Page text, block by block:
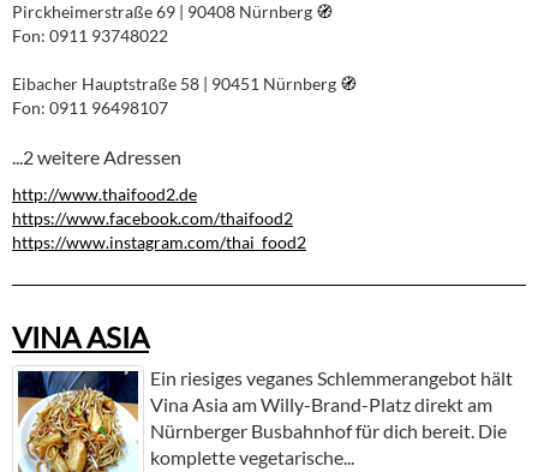
Pirckheimerstraße 69 | 90408 Nürnberg 🧭︎
Fon: 0911 93748022
Eibacher Hauptstraße 58 | 90451 Nürnberg 🧭︎
Fon: 0911 96498107
...2 weitere Adressen
http://www.thaifood2.de
https://www.facebook.com/thaifood2
https://www.instagram.com/thai_food2
VINA ASIA
Ein riesiges veganes Schlemmerangebot hält
Vina Asia am Willy-Brand-Platz direkt am
Nürnberger Busbahnhof für dich bereit. Die
komplette vegetarische...